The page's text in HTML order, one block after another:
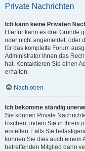
Private Nachrichten
Ich kann keine Privaten
Hierfür kann es drei Gründe
oder nicht angemeldet, oder
für das komplette Forum
Administrator Ihnen das
hat. Kontaktieren Sie einen
erhalten.
Nach oben
Ich bekomme ständig
Sie können Private
löschen, indem Sie in Ihrem
erstellen. Falls Sie
können Sie dies auch einem
betreffenden Mitglied dann